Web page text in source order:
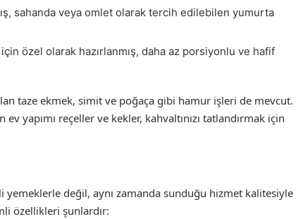
sahanda veya omlet olarak tercih edilebilen yumurta
özel olarak hazırlanmış, daha az porsiyonlu ve hafif
taze ekmek, simit ve poğaça gibi hamur işleri de mevcut.
yapımı reçeller ve kekler, kahvaltınızı tatlandırmak için
yemeklerle değil, aynı zamanda sunduğu hizmet kalitesiyle
özellikleri şunlardır: